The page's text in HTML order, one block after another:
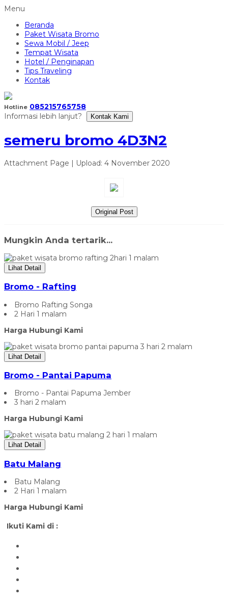
Menu
Beranda
Paket Wisata Bromo
Sewa Mobil / Jeep
Tempat Wisata
Hotel / Penginapan
Tips Traveling
Kontak
Hotline 085215765758
Informasi lebih lanjut?
Kontak Kami
semeru bromo 4D3N2
Attachment Page | Upload: 4 November 2020
Original Post
Mungkin Anda tertarik...
Lihat Detail
Bromo - Rafting
Bromo Rafting Songa
2 Hari 1 malam
Harga Hubungi Kami
Lihat Detail
Bromo - Pantai Papuma
Bromo - Pantai Papuma Jember
3 hari 2 malam
Harga Hubungi Kami
Lihat Detail
Batu Malang
Batu Malang
2 Hari 1 malam
Harga Hubungi Kami
Ikuti Kami di :